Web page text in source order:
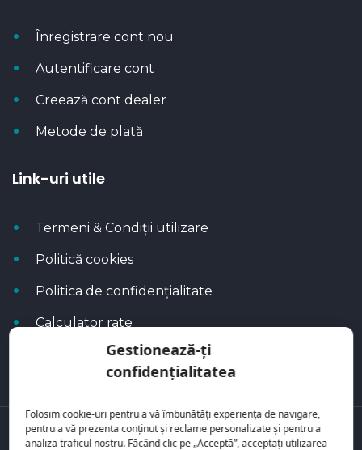
Gestionează-ți
confidențialitatea
Folosim cookie-uri pentru a vă îmbunătăți experiența de navigare,
pentru a vă prezenta conținut și reclame personalizate și pentru a
analiza traficul nostru. Făcând clic pe „Acceptă”, acceptați utilizarea
Înregistrare cont nou
Autentificare cont
Creează cont dealer
Metode de plată
Link-uri utile
Termeni & Condiții utilizare
Politică cookies
Politica de confidențialitate
Calculator rate
Blog Autoflux
Toate mașinile se regăsesc peAutoFlux